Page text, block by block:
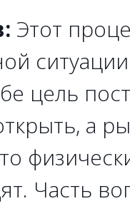
Этот
цель
а
Часть